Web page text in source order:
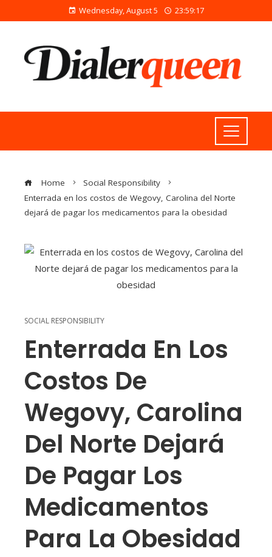
Wednesday, August 5 23:59:18
Home
Social Responsibility
Enterrada en los costos de Wegovy, Carolina del Norte
dejará de pagar los medicamentos para la obesidad
SOCIAL RESPONSIBILITY
Enterrada En Los
Costos De
Wegovy, Carolina
Del Norte Dejará
De Pagar Los
Medicamentos
Para La Obesidad